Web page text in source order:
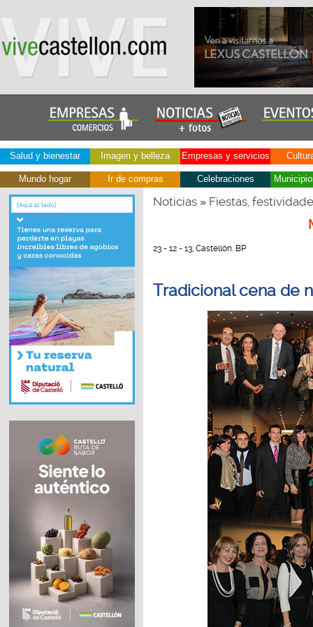
Salud y bienestar Imagen y belleza Empresas y servicios
Mundo hogar Ir de compras Celebraciones
Noticias» Fiestas,
23 - 12 - 13, Castellón. BP
Tradicional cena de